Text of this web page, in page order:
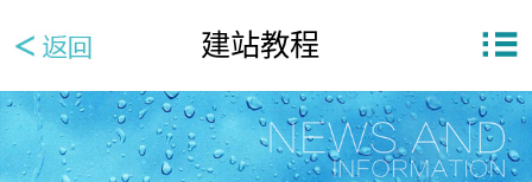
建站教程